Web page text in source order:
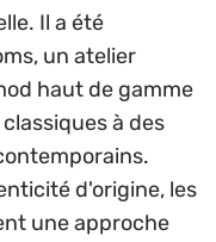
Il a été
un atelier
haut de gamme
à des
d'origine, les
une approche